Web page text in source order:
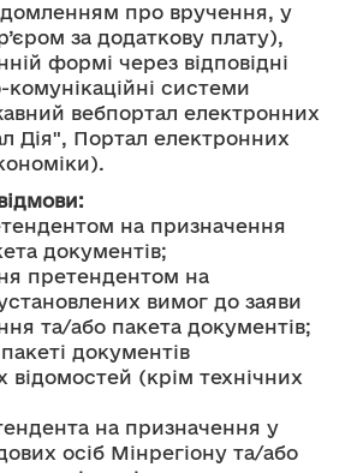
про вручення, у
за додаткову плату),
формі через відповідні
системи
вебпортал електронних
Дія", Портал електронних
на призначення
документів;
претендентом на
вимог до заяви
та/або пакета документів;
документів
відомостей (крім технічних
на призначення у
осіб Мінрегіону та/або